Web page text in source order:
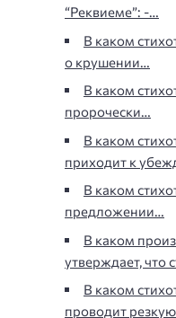
“Реквиеме”: -…
В каком
о крушении…
В каком
пророчески…
В каком
приходит к
В каком
предложении…
В каком
утверждает, что
В каком
проводит